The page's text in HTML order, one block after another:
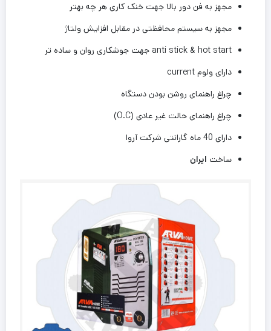
مجهز به فن دور بالا جهت خنک کاری هر چه بهتر
مجهز به سیستم محافظتی در مقابل افزایش ولتاژ
anti stick & hot start جهت جوشکاری روان و ساده تر
دارای ولوم current
چراغ راهنمای روشن بودن دستگاه
چراغ راهنمای حالت غیر عادی (O.C)
دارای 40 ماه گارانتی شرکت آروا
ساخت ایران